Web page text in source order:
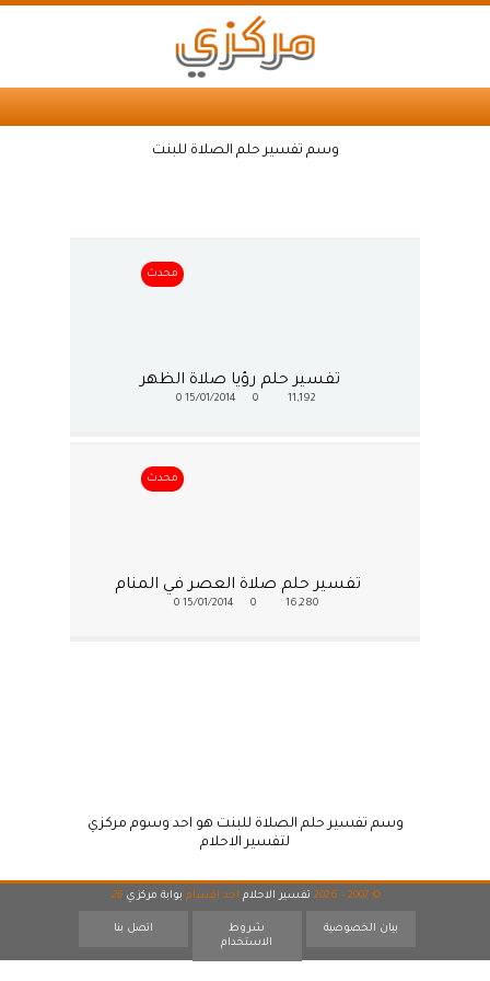
وسم تفسير حلم الصلاة للبنت
محدث
تفسير حلم رؤيا صلاة الظهر
11,192
15/01/2014
0
محدث
تفسير حلم صلاة العصر في المنام
16,280
15/01/2014
0
وسم تفسير حلم الصلاة للبنت هو احد وسوم مركزي
لتفسير الاحلام
© 2007 - 2026 تفسير الاحلام احد اقسام بوابة مركزي 26
بيان الخصوصية
شروط
الاستخدام
اتصل بنا